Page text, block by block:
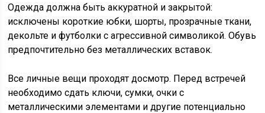
Одежда должна быть аккуратной и закрытой:
исключены короткие юбки, шорты, прозрачные ткани,
декольте и футболки с агрессивной символикой. Обувь
предпочтительно без металлических вставок.
Все личные вещи проходят досмотр. Перед встречей
необходимо сдать ключи, сумки, очки с
металлическими элементами и другие потенциально